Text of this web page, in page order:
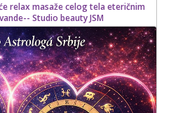
relax masaže celog tela eteričnim
Studio beauty JSM
Kupljeno
18 kom.
din
din